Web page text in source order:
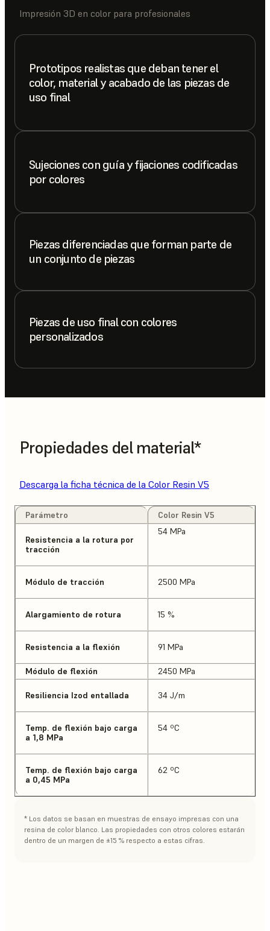
Impresión 3D en color para profesionales
Prototipos realistas que deban tener el
color, material y acabado de las piezas de
uso final
Sujeciones con guía y fijaciones codificadas
por colores
Piezas diferenciadas que forman parte de
un conjunto de piezas
Piezas de uso final con colores
personalizados
Propiedades del material*
Descarga la ficha técnica de la Color Resin V5
Parámetro Color Resin V5
Resistencia a la rotura por
tracción
54 MPa
Módulo de tracción 2500 MPa
Alargamiento de rotura 15 %
Resistencia a la flexión 91 MPa
Módulo de flexión 2450 MPa
Resiliencia Izod entallada 34 J/m
Temp. de flexión bajo carga
a 1,8 MPa
54 ºC
Temp. de flexión bajo carga
a 0,45 MPa
62 ºC
* Los datos se basan en muestras de ensayo impresas con una
resina de color blanco. Las propiedades con otros colores estarán
dentro de un margen de ±15 % respecto a estas cifras.